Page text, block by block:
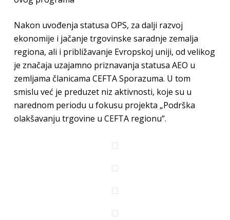
Nakon uvođenja statusa OPS, za dalji razvoj
ekonomije i jačanje trgovinske saradnje zemalja
regiona, ali i približavanje Evropskoj uniji, od velikog
je značaja uzajamno priznavanja statusa AEO u
zemljama članicama CEFTA Sporazuma. U tom
smislu već je preduzet niz aktivnosti, koje su u
narednom periodu u fokusu projekta „Podrška
olakšavanju trgovine u CEFTA regionu“.